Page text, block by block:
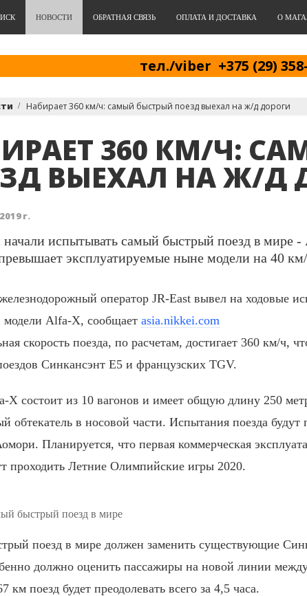
НОВОСТИ ОБРАТНАЯ СВЯЗЬ ОПЛАТА И ДОСТАВКА О
тел./viber +375 (29)
Набирает 360 км/ч: самый быстрый поезд выехал на ж/д дороги
360 КМ/Ч:
ВЫЕХАЛ НА Ж/Д
г.
испытывать самый быстрый поезд в мире -
эксплуатируемые ныне модели на 40
оператор JR-East вывел на ходовые
модели Alfa-X, сообщает asia.nikkei.com
скорость поезда, по расчетам, достигает 360 км/ч,
Синкансэнт Е5 и французских TGV.
X состоит из 10 вагонов и имеет общую длину 250
обтекатель в носовой части. Испытания поезда
Планируется, что первая коммерческая
проходить Летние Олимпийские игры 2020.
быстрый поезд в мире
поезд в мире должен заменить существующие
должно оценить пассажиры на новой линии
км поезд будет преодолевать всего за 4,5 часа.